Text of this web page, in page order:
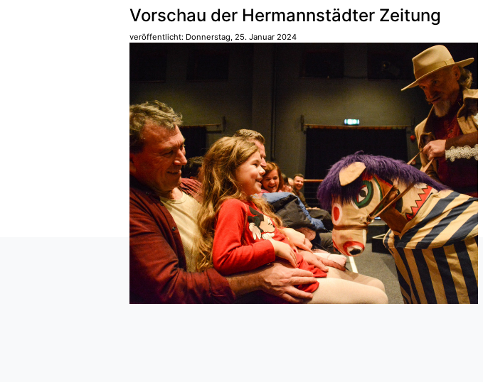
Vorschau der Hermannstädter Zeitung
veröffentlicht: Donnerstag, 25. Januar 2024